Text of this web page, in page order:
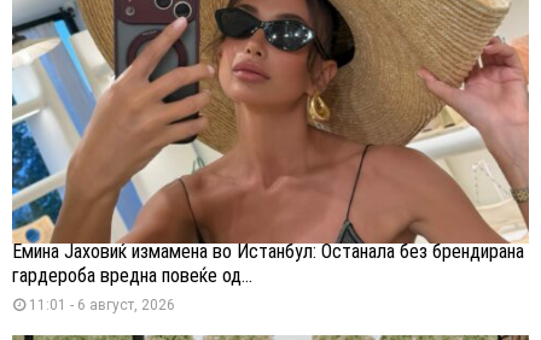
Емина Јаховиќ измамена во Истанбул: Останала без брендирана
гардероба вредна повеќе од...
11:01 - 6 август, 2026